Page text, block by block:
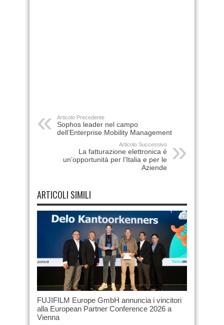
Articolo Precedente
Sophos leader nel campo
dell’Enterprise Mobility Management
Articolo Successivo
La fatturazione elettronica é
un’opportunità per l’Italia e per le
Aziende
ARTICOLI SIMILI
FUJIFILM Europe GmbH annuncia i vincitori
alla European Partner Conference 2026 a
Vienna